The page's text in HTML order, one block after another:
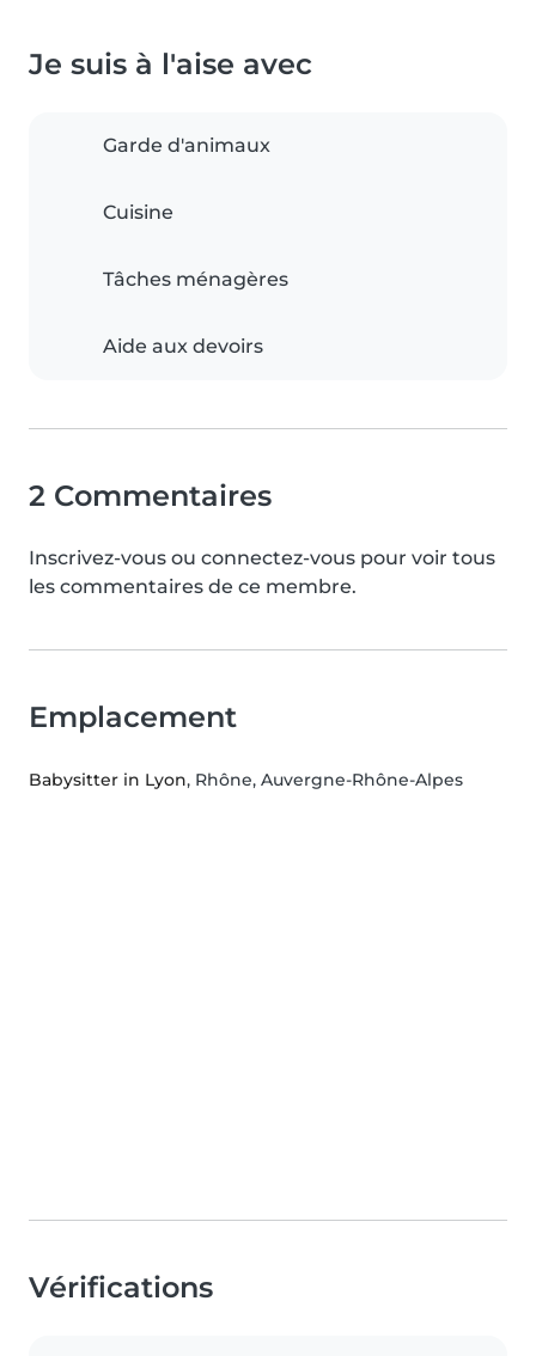
Je suis à l'aise avec
Garde d'animaux
Cuisine
Tâches ménagères
Aide aux devoirs
2 Commentaires
Inscrivez-vous ou connectez-vous pour voir tous
les commentaires de ce membre.
Emplacement
Babysitter in Lyon, Rhône, Auvergne-Rhône-Alpes
Vérifications